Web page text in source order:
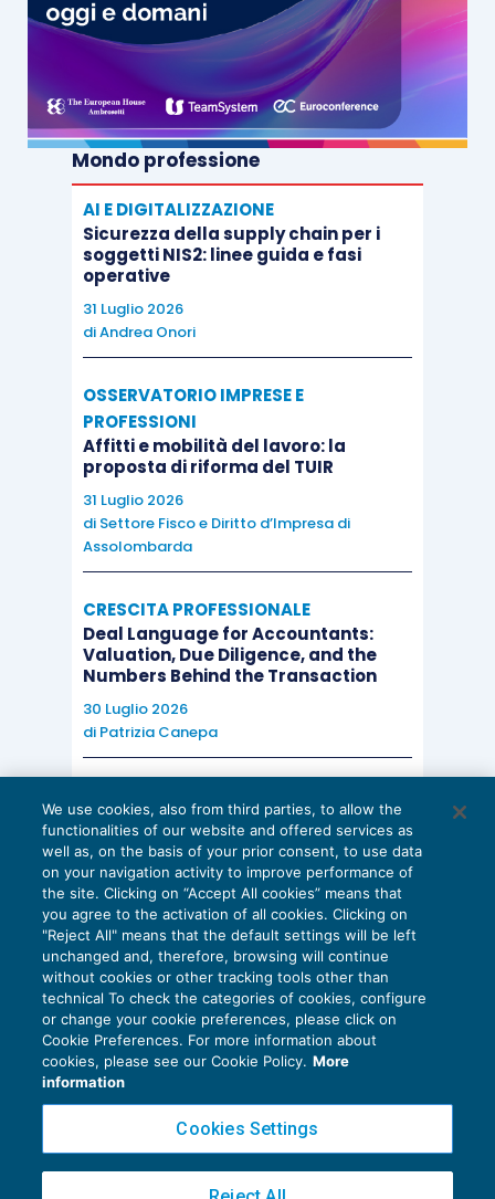
Mondo professione
AI E DIGITALIZZAZIONE
Sicurezza della supply chain per i
soggetti NIS2: linee guida e fasi
operative
31 Luglio 2026
diAndrea Onori
OSSERVATORIO IMPRESE E
PROFESSIONI
Affitti e mobilità del lavoro: la
proposta di riforma del TUIR
31 Luglio 2026
di Settore Fisco e Diritto d’Impresa di
Assolombarda
CRESCITA PROFESSIONALE
Deal Language for Accountants:
Valuation, Due Diligence, and the
Numbers Behind the Transaction
30 Luglio 2026
di Patrizia Canepa
EU AI Act e studi professionali: le
scadenze concrete
27 Luglio 2026
di Diego BarberieStefano Dovier
Privacy Policy
Cookie Policy
Copyright 2016 ©Gruppo Euroconference S.p.A.v2.32.2
We use cookies, also from third parties, to allow the
functionalities of our website and offered services as
well as, on the basis of your prior consent, to use data
on your navigation activity to improve performance of
the site. Clicking on “Accept All cookies” means that
you agree to the activation of all cookies. Clicking on
"Reject All" means that the default settings will be left
unchanged and, therefore, browsing will continue
without cookies or other tracking tools other than
technical To check the categories of cookies, configure
or change your cookie preferences, please click on
Cookie Preferences. For more information about
cookies, please see our Cookie Policy. More
information
Cookies Settings